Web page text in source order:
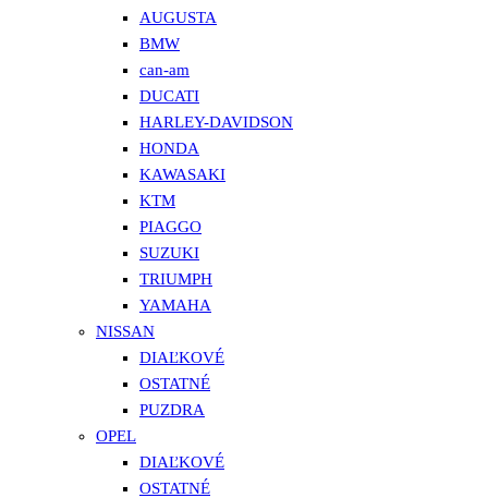
AUGUSTA
BMW
can-am
DUCATI
HARLEY-DAVIDSON
HONDA
KAWASAKI
KTM
PIAGGO
SUZUKI
TRIUMPH
YAMAHA
NISSAN
DIAĽKOVÉ
OSTATNÉ
PUZDRA
OPEL
DIAĽKOVÉ
OSTATNÉ